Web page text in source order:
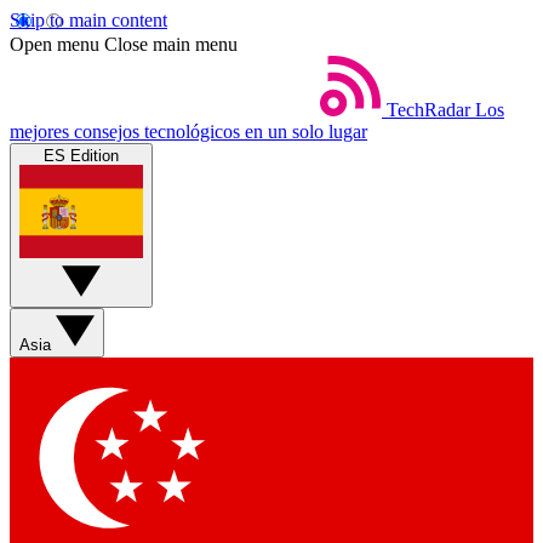
Skip to main content
Open menu Close main menu
TechRadar Los
mejores consejos tecnológicos en un solo lugar
ES Edition
Asia